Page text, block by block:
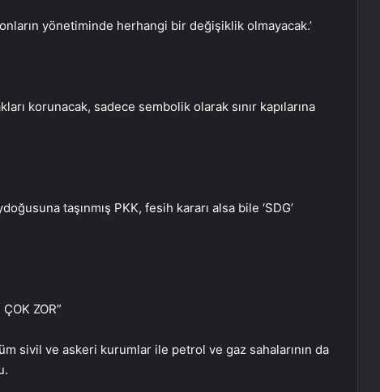
yönetiminde herhangi bir değişiklik olmayacak.’
korunacak, sadece sembolik olarak sınır kapılarına
taşınmış PKK, fesih kararı alsa bile ‘SDG’
ZOR”
sivil ve askeri kurumlar ile petrol ve gaz sahalarının da